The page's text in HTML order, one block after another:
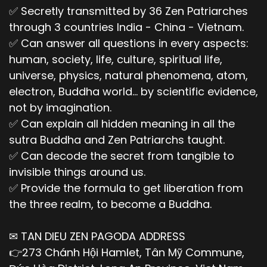
tu, mà chỉ học và hành có 2 phần:
+ Thứ nhất: Học để biết: Cấu trúc tam giới, Phật
giới, càn khôn vũ trụ, trái đất. Tổ chức các đạo.
Tìm hiểu các loài ở trái đất, hữu hình và vô hình.
Hiểu hết, gọi là giác ngộ.
+ Thứ hai: Thực hiện cho đúng những gì mà vị
Giáo chủ là Đức Phật Thích Ca dạy, hành cho
thật đúng, gọi là giải thoát.
3/ Đạo do vị Thánh Chúa thế giới dạy:
Có 3 đạo:
1/ Đạo hiển linh: Tu để thành Thánh hiển linh.
3/ Đạo bác ái: Tu để yêu thương nhau.
✅ Secretly transmitted by 36 Zen Patriarches
through 3 countries India - China - Vietnam.
✅ Can answer all questions in every aspects:
human, society, life, culture, spiritual life,
universe, physics, natural phenomena, atom,
electron, Buddha world... by scientific evidence,
not by imagination.
✅ Can explain all hidden meaning in all the
sutra Buddha and Zen Patriarchs taught.
✅ Can decode the secret from tangible to
invisible things around us.
✅ Provide the formula to get liberation from
the three realm, to become a Buddha.
✉ TAN DIEU ZEN PAGODA ADDRESS
👉273 Chánh Hội Hamlet, Tân Mỹ Commune,